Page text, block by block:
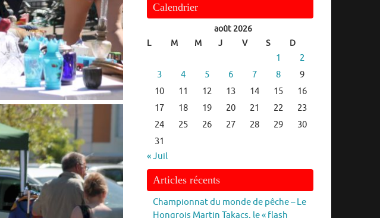
Calendrier
août 2026
L
M M J V S D
1
2
3
4 5 6 7 8
9
10
11 12 13 14 15
16
17
18 19 20 21 22
23
24
25 26 27 28 29
30
31
« Juil
Articles récents
Championnat du monde de pêche – Le
Hongrois Martin Takacs, le « flash